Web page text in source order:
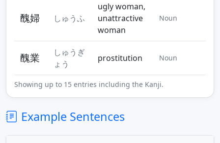
醜婦 しゅうふ
ugly woman,
unattractive
woman
Noun
醜業
しゅうぎ
ょう
prostitution Noun
Showing up to 15 entries including the Kanji.
Example Sentences